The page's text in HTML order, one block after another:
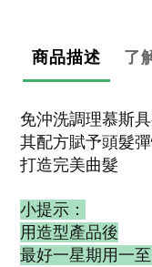
商品描述 了
免沖洗調理慕斯
其配方賦予頭髮
打造完美曲髮
小提示：
用造型產品後
最好一星期用一